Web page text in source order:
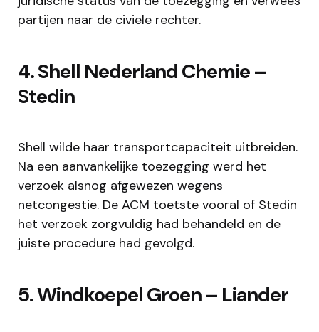
partijen naar de civiele rechter.
4. Shell Nederland Chemie –
Stedin
Shell wilde haar transportcapaciteit uitbreiden.
Na een aanvankelijke toezegging werd het
verzoek alsnog afgewezen wegens
netcongestie. De ACM toetste vooral of Stedin
het verzoek zorgvuldig had behandeld en de
juiste procedure had gevolgd.
5. Windkoepel Groen – Liander